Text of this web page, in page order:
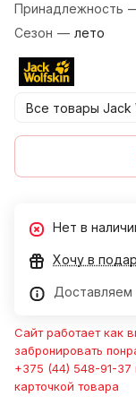
Принадлежность
Сезон — лето
Все товары Jack
Нет в
Хочу в
Сайт работает как
забронировать
+375 (44) 548-91-
карточкой товара